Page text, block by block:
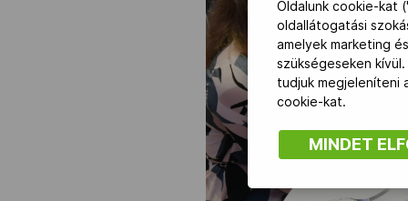
NOB
Társszervezetek
OVEP
Oldalunk cookie-kat
oldallátogatási
amelyek marketing
szükségeseken
tudjuk megjeleníteni
cookie-kat.
MINDET